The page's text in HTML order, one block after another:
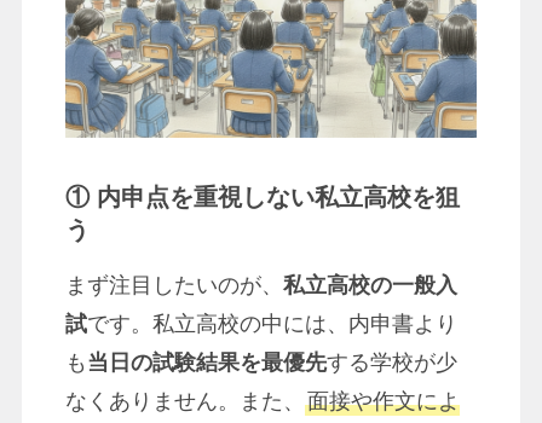
① 内申点を重視しない私立高校を狙
う
まず注目したいのが、 私立高校の一般入
試です。私立高校の中には、内申書より
も 当日の試験結果を最優先する学校が少
なくありません。また、 面接や作文によ